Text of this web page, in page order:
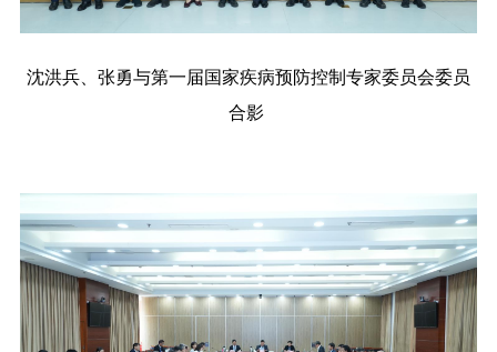
沈洪兵、张勇与第一届国家疾病预防控制专家委员会委员
合影